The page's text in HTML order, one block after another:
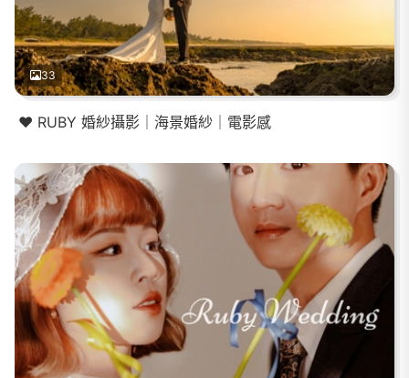
33
❤️ RUBY 婚紗攝影｜海景婚紗｜電影感